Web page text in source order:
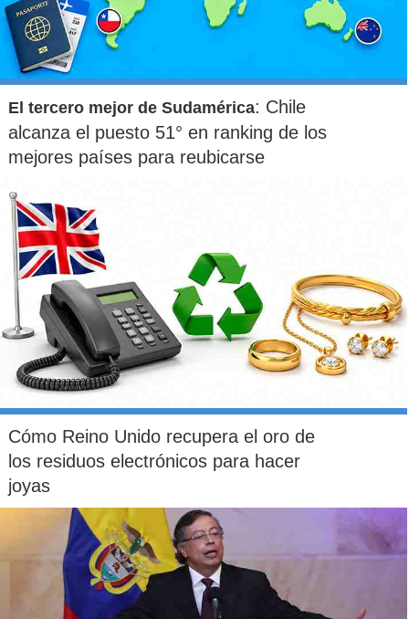
El tercero mejor de Sudamérica: Chile
alcanza el puesto 51° en ranking de los
mejores países para reubicarse
Cómo Reino Unido recupera el oro de
los residuos electrónicos para hacer
joyas